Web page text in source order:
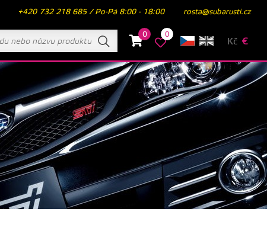
+420 732 218 685 / Po-Pá 8:00 - 18:00 rosta@subarusti.cz
0 0
Kč €